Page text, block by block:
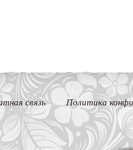
связь Политика